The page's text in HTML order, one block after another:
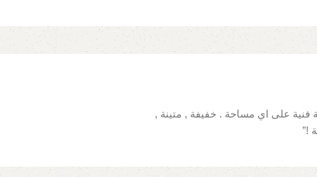
فنية على اي مساحة . خفيفة , متينة ,
!”